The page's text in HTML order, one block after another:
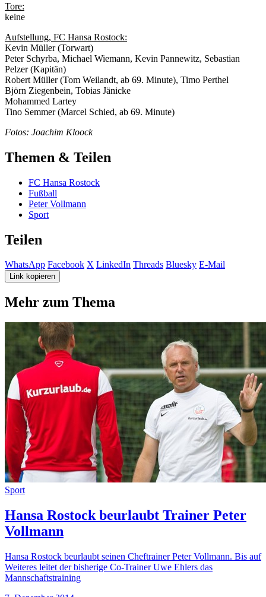
Tore:
keine
Aufstellung, FC Hansa Rostock:
Kevin Müller (Torwart)
Peter Schyrba, Michael Wiemann, Kevin Pannewitz, Sebastian
Pelzer (Kapitän)
Robert Müller (Tom Weilandt, ab 69. Minute), Timo Perthel
Björn Ziegenbein, Tobias Jänicke
Mohammed Lartey
Tino Semmer (Marcel Schied, ab 69. Minute)
Fotos: Joachim Kloock
Themen & Teilen
FC Hansa Rostock
Fußball
Peter Vollmann
Sport
Teilen
WhatsApp Facebook X LinkedIn Threads Bluesky E-Mail
Link kopieren
Mehr zum Thema
Sport
Hansa Rostock beurlaubt Trainer Peter
Vollmann
Hansa Rostock beurlaubt seinen Cheftrainer Peter Vollmann. Bis auf
Weiteres leitet der bisherige Co-Trainer Uwe Ehlers das
Mannschaftstraining